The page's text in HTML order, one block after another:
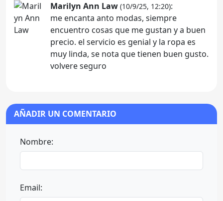
Marilyn Ann Law (10/9/25, 12:20):
me encanta anto modas, siempre
encuentro cosas que me gustan y a buen
precio. el servicio es genial y la ropa es
muy linda, se nota que tienen buen gusto.
volvere seguro
AÑADIR UN COMENTARIO
Nombre:
Email: